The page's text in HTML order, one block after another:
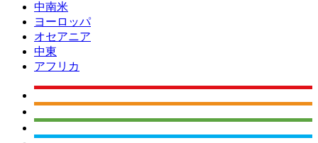
中南米
ヨーロッパ
オセアニア
中東
アフリカ